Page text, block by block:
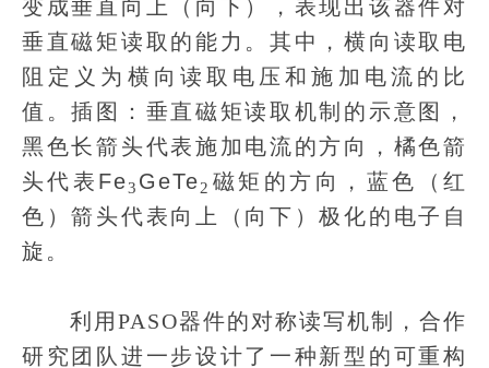
变成垂直向上（向下），表现出该器件对
垂直磁矩读取的能力。其中，横向读取电
阻定义为横向读取电压和施加电流的比
值。插图：垂直磁矩读取机制的示意图，
黑色长箭头代表施加电流的方向，橘色箭
头代表 Fe3 GeTe2 磁矩的方向，蓝色（红
色）箭头代表向上（向下）极化的电子自
旋。
利用PASO器件的对称读写机制，合作
研究团队进一步设计了一种新型的可重构